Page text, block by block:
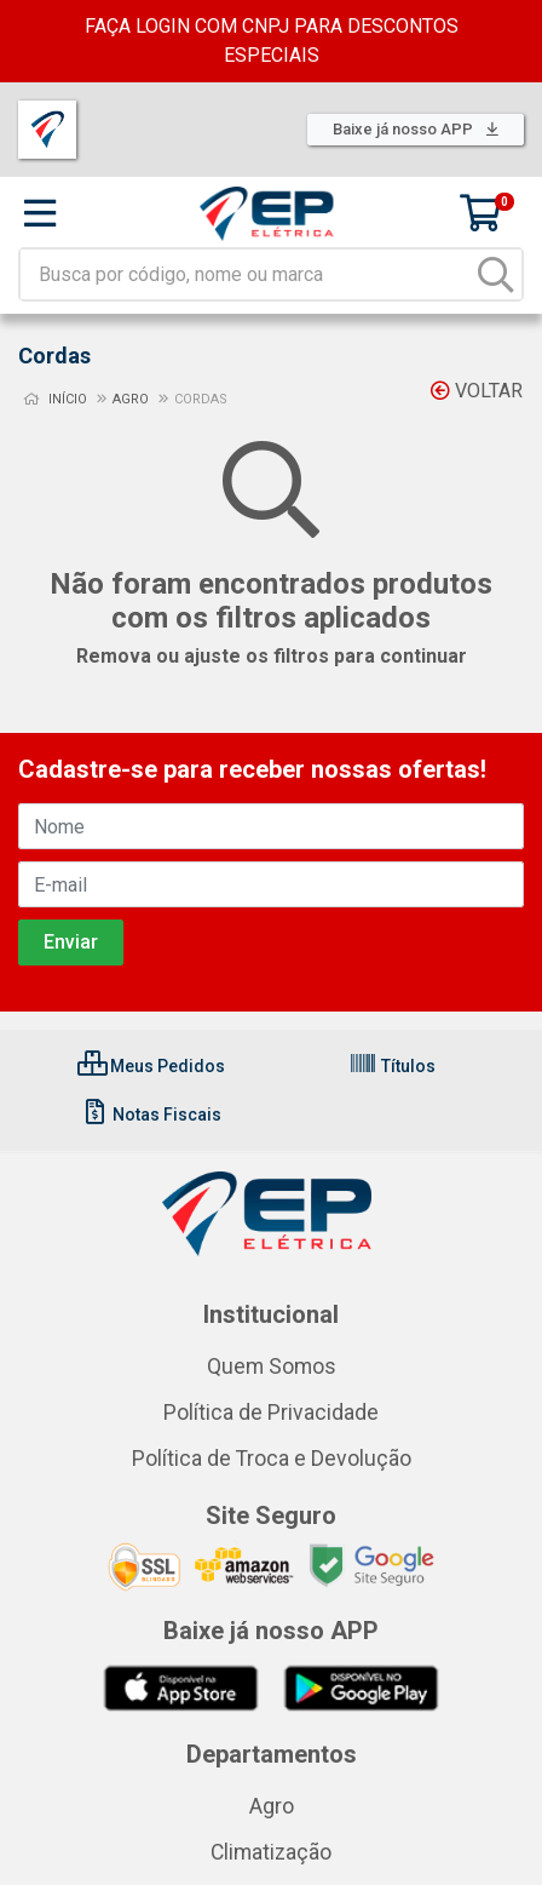
FAÇA LOGIN COM CNPJ PARA DESCONTOS
ESPECIAIS
Baixe já nosso APP
0
Cordas
VOLTAR
INÍCIO AGRO CORDAS
Não foram encontrados produtos
com os filtros aplicados
Remova ou ajuste os filtros para continuar
Cadastre-se para receber nossas ofertas!
Meus Pedidos Títulos
Notas Fiscais
Institucional
Quem Somos
Política de Privacidade
Política de Troca e Devolução
Site Seguro
Baixe já nosso APP
Departamentos
Agro
Climatização